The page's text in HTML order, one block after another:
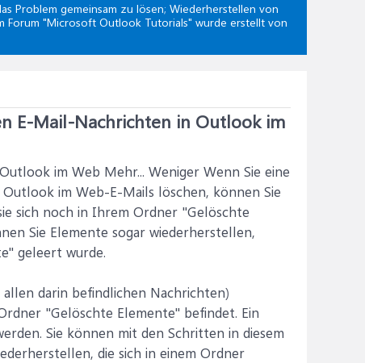
Problem gemeinsam zu lösen; Wiederherstellen von
Forum "Microsoft Outlook Tutorials" wurde erstellt von
E-Mail-Nachrichten in Outlook im
im Web Mehr... Weniger Wenn Sie eine
im Web-E-Mails löschen, können Sie
sich noch in Ihrem Ordner "Gelöschte
Sie Elemente sogar wiederherstellen,
geleert wurde.
darin befindlichen Nachrichten)
"Gelöschte Elemente" befindet. Ein
Sie können mit den Schritten in diesem
die sich in einem Ordner